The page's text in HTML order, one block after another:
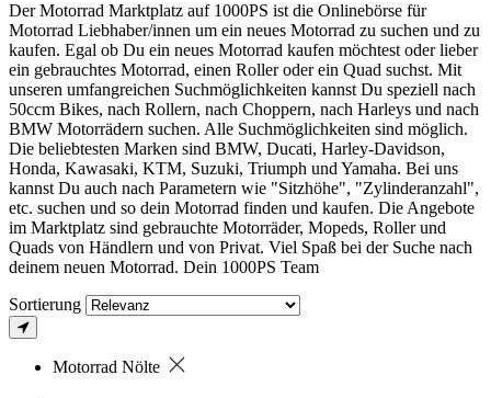
Der Motorrad Marktplatz auf 1000PS ist die Onlinebörse für
Motorrad Liebhaber/innen um ein neues Motorrad zu suchen und zu
kaufen. Egal ob Du ein neues Motorrad kaufen möchtest oder lieber
ein gebrauchtes Motorrad, einen Roller oder ein Quad suchst. Mit
unseren umfangreichen Suchmöglichkeiten kannst Du speziell nach
50ccm Bikes, nach Rollern, nach Choppern, nach Harleys und nach
BMW Motorrädern suchen. Alle Suchmöglichkeiten sind möglich.
Die beliebtesten Marken sind BMW, Ducati, Harley-Davidson,
Honda, Kawasaki, KTM, Suzuki, Triumph und Yamaha. Bei uns
kannst Du auch nach Parametern wie "Sitzhöhe", "Zylinderanzahl",
etc. suchen und so dein Motorrad finden und kaufen. Die Angebote
im Marktplatz sind gebrauchte Motorräder, Mopeds, Roller und
Quads von Händlern und von Privat. Viel Spaß bei der Suche nach
deinem neuen Motorrad. Dein 1000PS Team
Sortierung
Motorrad Nölte